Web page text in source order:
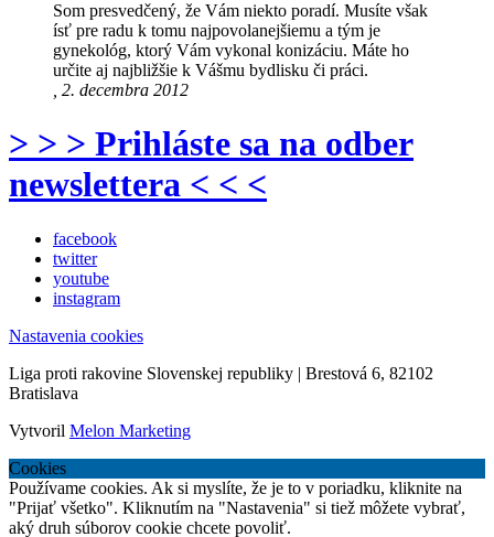
Som presvedčený, že Vám niekto poradí. Musíte však
ísť pre radu k tomu najpovolanejšiemu a tým je
gynekológ, ktorý Vám vykonal konizáciu. Máte ho
určite aj najbližšie k Vášmu bydlisku či práci.
, 2. decembra 2012
> > > Prihláste sa na odber
newslettera < < <
facebook
twitter
youtube
instagram
Nastavenia cookies
Liga proti rakovine Slovenskej republiky | Brestová 6, 82102
Bratislava
Vytvoril Melon Marketing
Cookies
Používame cookies. Ak si myslíte, že je to v poriadku, kliknite na
"Prijať všetko". Kliknutím na "Nastavenia" si tiež môžete vybrať,
aký druh súborov cookie chcete povoliť.